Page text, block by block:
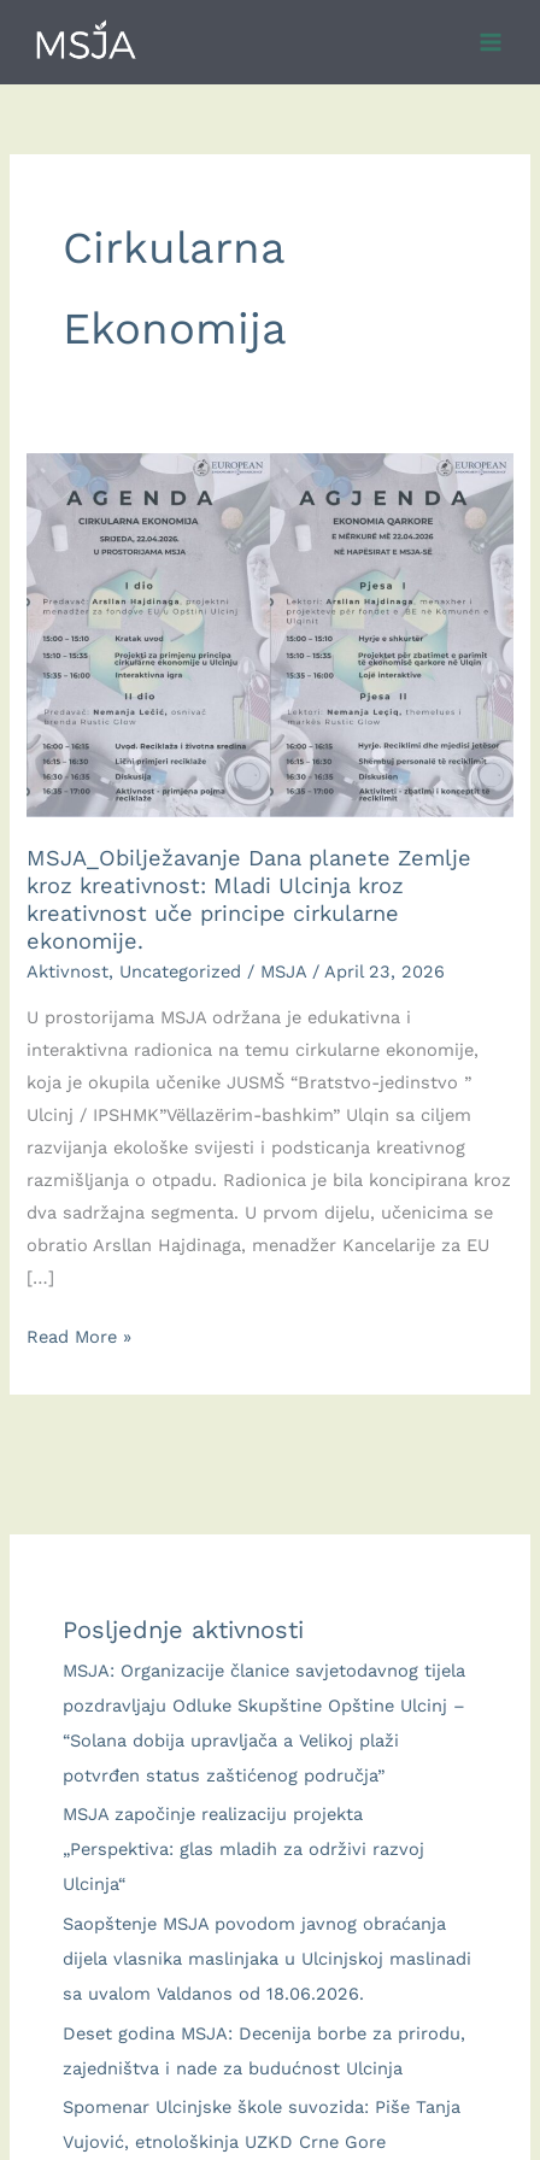
content
Cirkularna
Ekonomija
MSJA_Obilježavanje Dana planete Zemlje
kroz kreativnost: Mladi Ulcinja kroz
kreativnost uče principe cirkularne
ekonomije.
Aktivnost, Uncategorized / MSJA / April 23, 2026
U prostorijama MSJA održana je edukativna i
interaktivna radionica na temu cirkularne ekonomije,
koja je okupila učenike JUSMŠ “Bratstvo-jedinstvo ”
Ulcinj / IPSHMK”Vëllazërim-bashkim” Ulqin sa ciljem
razvijanja ekološke svijesti i podsticanja kreativnog
razmišljanja o otpadu. Radionica je bila koncipirana kroz
dva sadržajna segmenta. U prvom dijelu, učenicima se
obratio Arsllan Hajdinaga, menadžer Kancelarije za EU
[…]
MSJA_Obilježavanje
planete
Mladi
kreativnost
Read More »
Posljednje aktivnosti
MSJA: Organizacije članice savjetodavnog tijela
pozdravljaju Odluke Skupštine Opštine Ulcinj –
“Solana dobija upravljača a Velikoj plaži
potvrđen status zaštićenog područja”
MSJA započinje realizaciju projekta
„Perspektiva: glas mladih za održivi razvoj
Ulcinja“
Saopštenje MSJA povodom javnog obraćanja
dijela vlasnika maslinjaka u Ulcinjskoj maslinadi
sa uvalom Valdanos od 18.06.2026.
Deset godina MSJA: Decenija borbe za prirodu,
zajedništva i nade za budućnost Ulcinja
Spomenar Ulcinjske škole suvozida: Piše Tanja
Vujović, etnološkinja UZKD Crne Gore